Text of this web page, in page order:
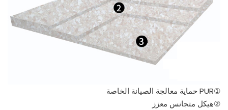
①PUR حماية معالجة الصيانة الخاصة
②هيكل متجانس معزز